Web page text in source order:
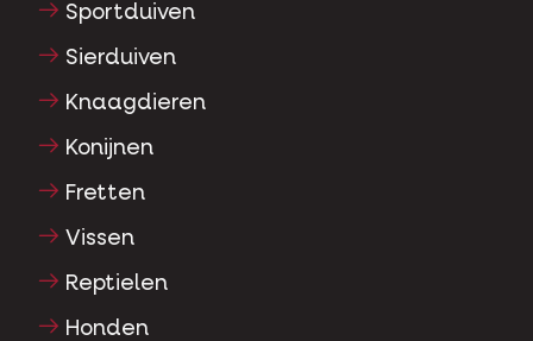
Sportduiven
Sierduiven
Knaagdieren
Konijnen
Fretten
Vissen
Reptielen
Honden